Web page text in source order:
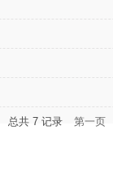
总共 7 记录 第一页